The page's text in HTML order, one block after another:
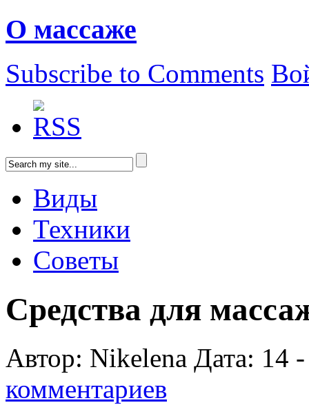
О массаже
Subscribe to Comments
Виды
Техники
Советы
Средства для
Автор: Nikelena Дата: 14
комментариев